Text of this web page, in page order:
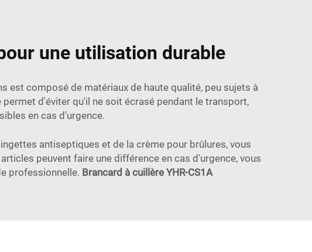
une utilisation durable
est composé de matériaux de haute qualité, peu sujets à
d'éviter qu'il ne soit écrasé pendant le transport,
en cas d'urgence.
antiseptiques et de la crème pour brûlures, vous
peuvent faire une différence en cas d'urgence, vous
professionnelle. Brancard à cuillère YHR-CS1A